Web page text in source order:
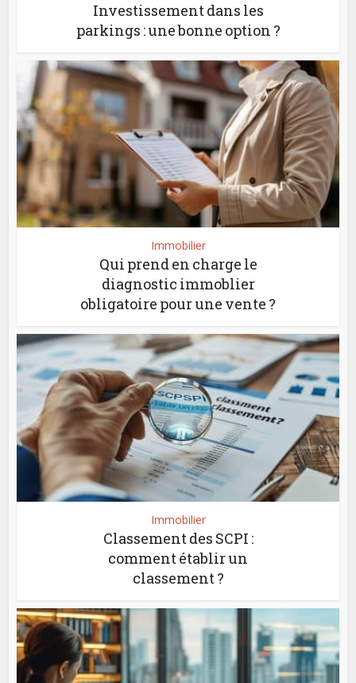
Investissement dans les
parkings : une bonne option ?
Immobilier
Qui prend en charge le
diagnostic immoblier
obligatoire pour une vente ?
Immobilier
Classement des SCPI :
comment établir un
classement ?